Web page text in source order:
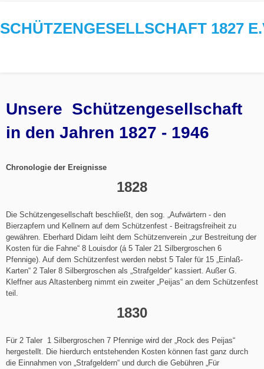
SCHÜTZENGESELLSCHAFT 1827
Unsere Schützengesellschaft
in den Jahren 1827 - 1946
Chronologie der Ereignisse
1828
Die Schützengesellschaft beschließt, den sog. „Aufwärtern - den
Bierzapfern und Kellnern auf dem Schützenfest - Beitragsfreiheit zu
gewähren. Eberhard Didam leiht dem Schützenverein „zur Bestreitung der
Kosten für die Fahne“ 8 Louisdor (á 5 Taler 21 Silbergroschen 6
Pfennige). Auf dem Schützenfest werden nebst 5 Taler für 15 „Einlaß-
Karten“ 2 Taler 8 Silbergroschen als „Strafgelder“ kassiert. Außer G.
Kleffner aus Altastenberg nimmt ein zweiter „Peijas“ an dem Schützenfest
teil.
1830
Für 2 Taler 1 Silbergroschen 7 Pfennige wird der „Rock des Peijas“
hergestellt. Die hierdurch entstehenden Kosten können fast ganz durch
die Einnahmen von „Strafgeldern“ und durch die Gebühren „Für